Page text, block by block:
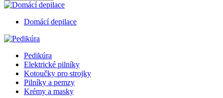
Domácí depilace
Pedikúra
Elektrické pilníky
Kotoučky pro strojky
Pilníky a pemzy
Krémy a masky